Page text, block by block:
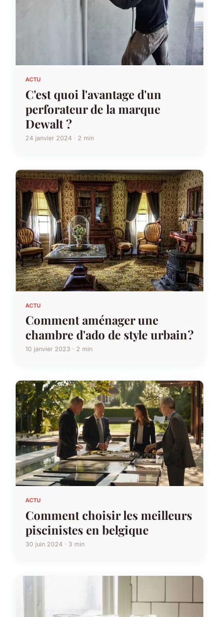
ACTU
C'est quoi l'avantage d'un
perforateur de la marque
Dewalt ?
24 janvier 2024 · 2 min
ACTU
Comment aménager une
chambre d'ado de style urbain ?
10 janvier 2023 · 2 min
ACTU
Comment choisir les meilleurs
piscinistes en belgique
30 juin 2024 · 3 min